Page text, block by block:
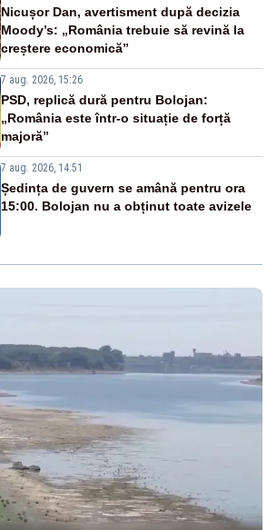
Nicușor Dan, avertisment după decizia
Moody’s: „România trebuie să revină la
creștere economică”
7 aug. 2026, 15:26
PSD, replică dură pentru Bolojan:
„România este într-o situație de forță
majoră”
7 aug. 2026, 14:51
Ședința de guvern se amână pentru ora
15:00. Bolojan nu a obținut toate avizele